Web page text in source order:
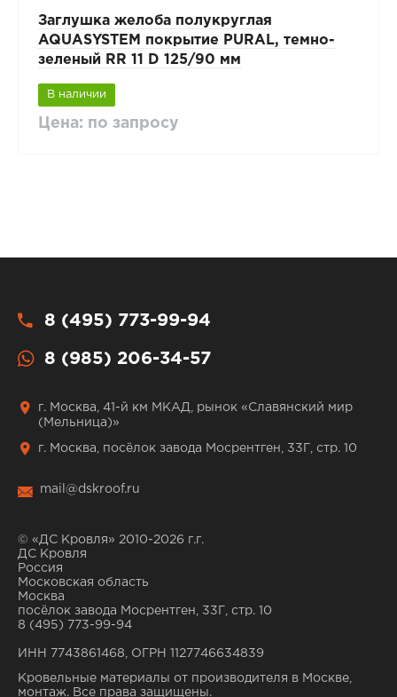
Заглушка желоба полукруглая
AQUASYSTEM покрытие PURAL, темно-
зеленый RR 11 D 125/90 мм
В наличии
Цена: по запросу
8 (495) 773-99-94
8 (985) 206-34-57
г. Москва, 41-й км МКАД, рынок «Славянский мир
(Мельница)»
г. Москва, посёлок завода Мосрентген, 33Г, стр. 10
mail@dskroof.ru
© «ДС Кровля» 2010-2026 г.г.
ДС Кровля
Россия
Московская область
Москва
посёлок завода Мосрентген, 33Г, стр. 10
8 (495) 773-99-94
ИНН 7743861468, ОГРН 1127746634839
Кровельные материалы от производителя в Москве,
монтаж. Все права защищены.